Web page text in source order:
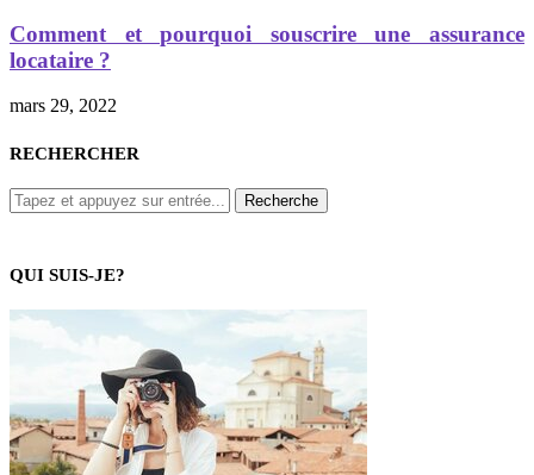
Comment et pourquoi souscrire une assurance
locataire ?
mars 29, 2022
RECHERCHER
QUI SUIS-JE?